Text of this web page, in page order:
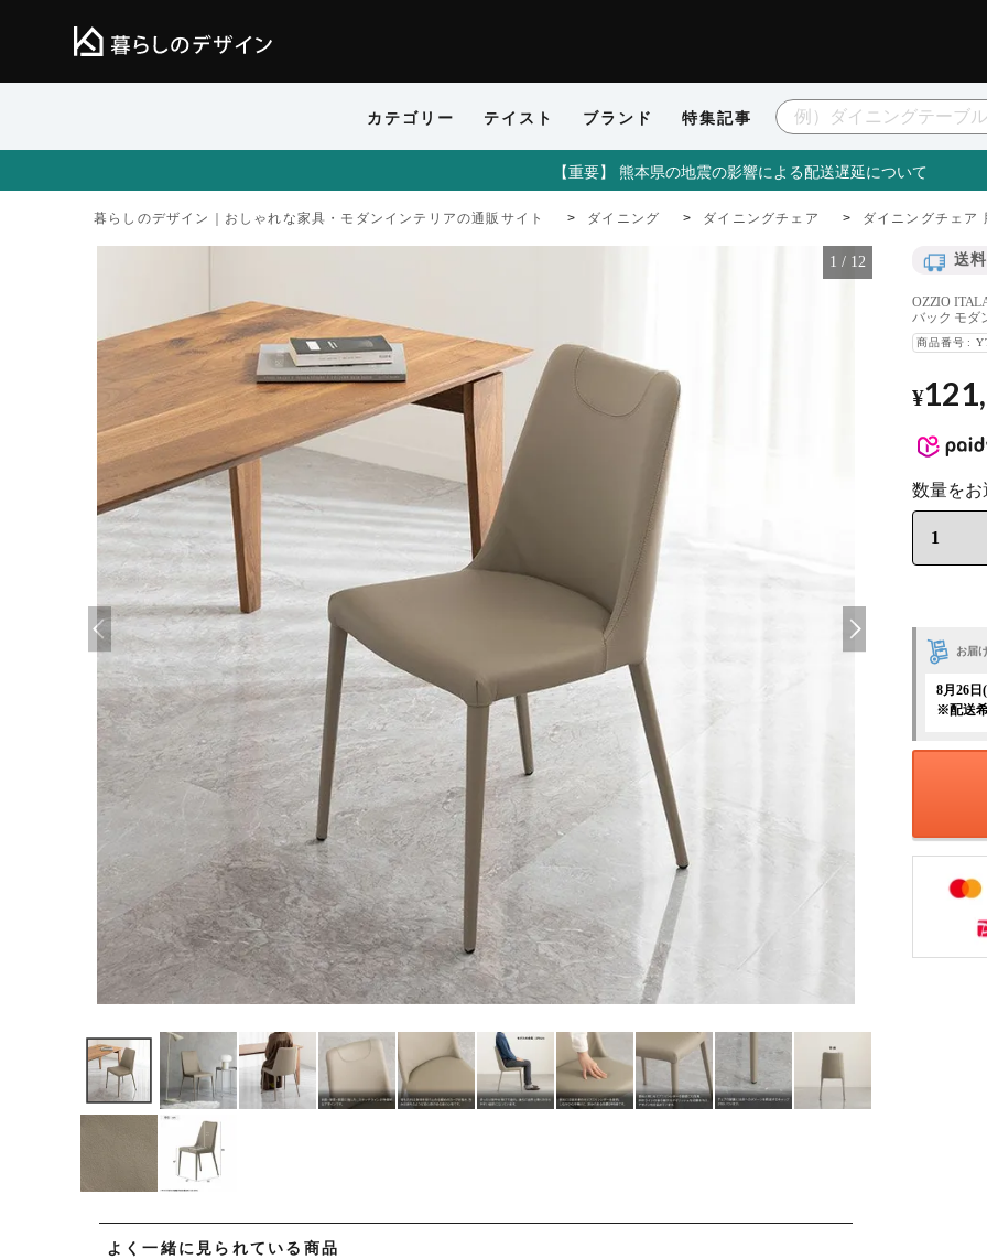
カテゴリー テイスト ブランド 特集記事
【重要】 熊本県の地震の影響による配送遅延について
暮らしのデザイン｜おしゃれな家具・モダンインテリアの通販サイト ダイニング ダイニングチェア ダイニングチェア
1 / 12
よく一緒に見られている商品
送
OZZIO
バック モダ
商品番号
¥
お届
8月26日
※配送希